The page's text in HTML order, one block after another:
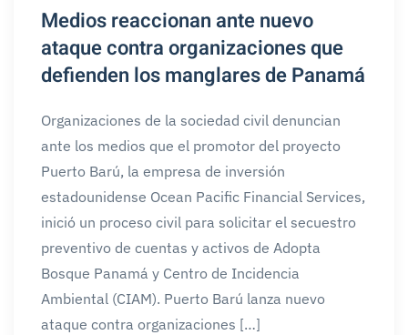
Medios reaccionan ante nuevo
ataque contra organizaciones que
defienden los manglares de Panamá
Organizaciones de la sociedad civil denuncian
ante los medios que el promotor del proyecto
Puerto Barú, la empresa de inversión
estadounidense Ocean Pacific Financial Services,
inició un proceso civil para solicitar el secuestro
preventivo de cuentas y activos de Adopta
Bosque Panamá y Centro de Incidencia
Ambiental (CIAM). Puerto Barú lanza nuevo
ataque contra organizaciones […]